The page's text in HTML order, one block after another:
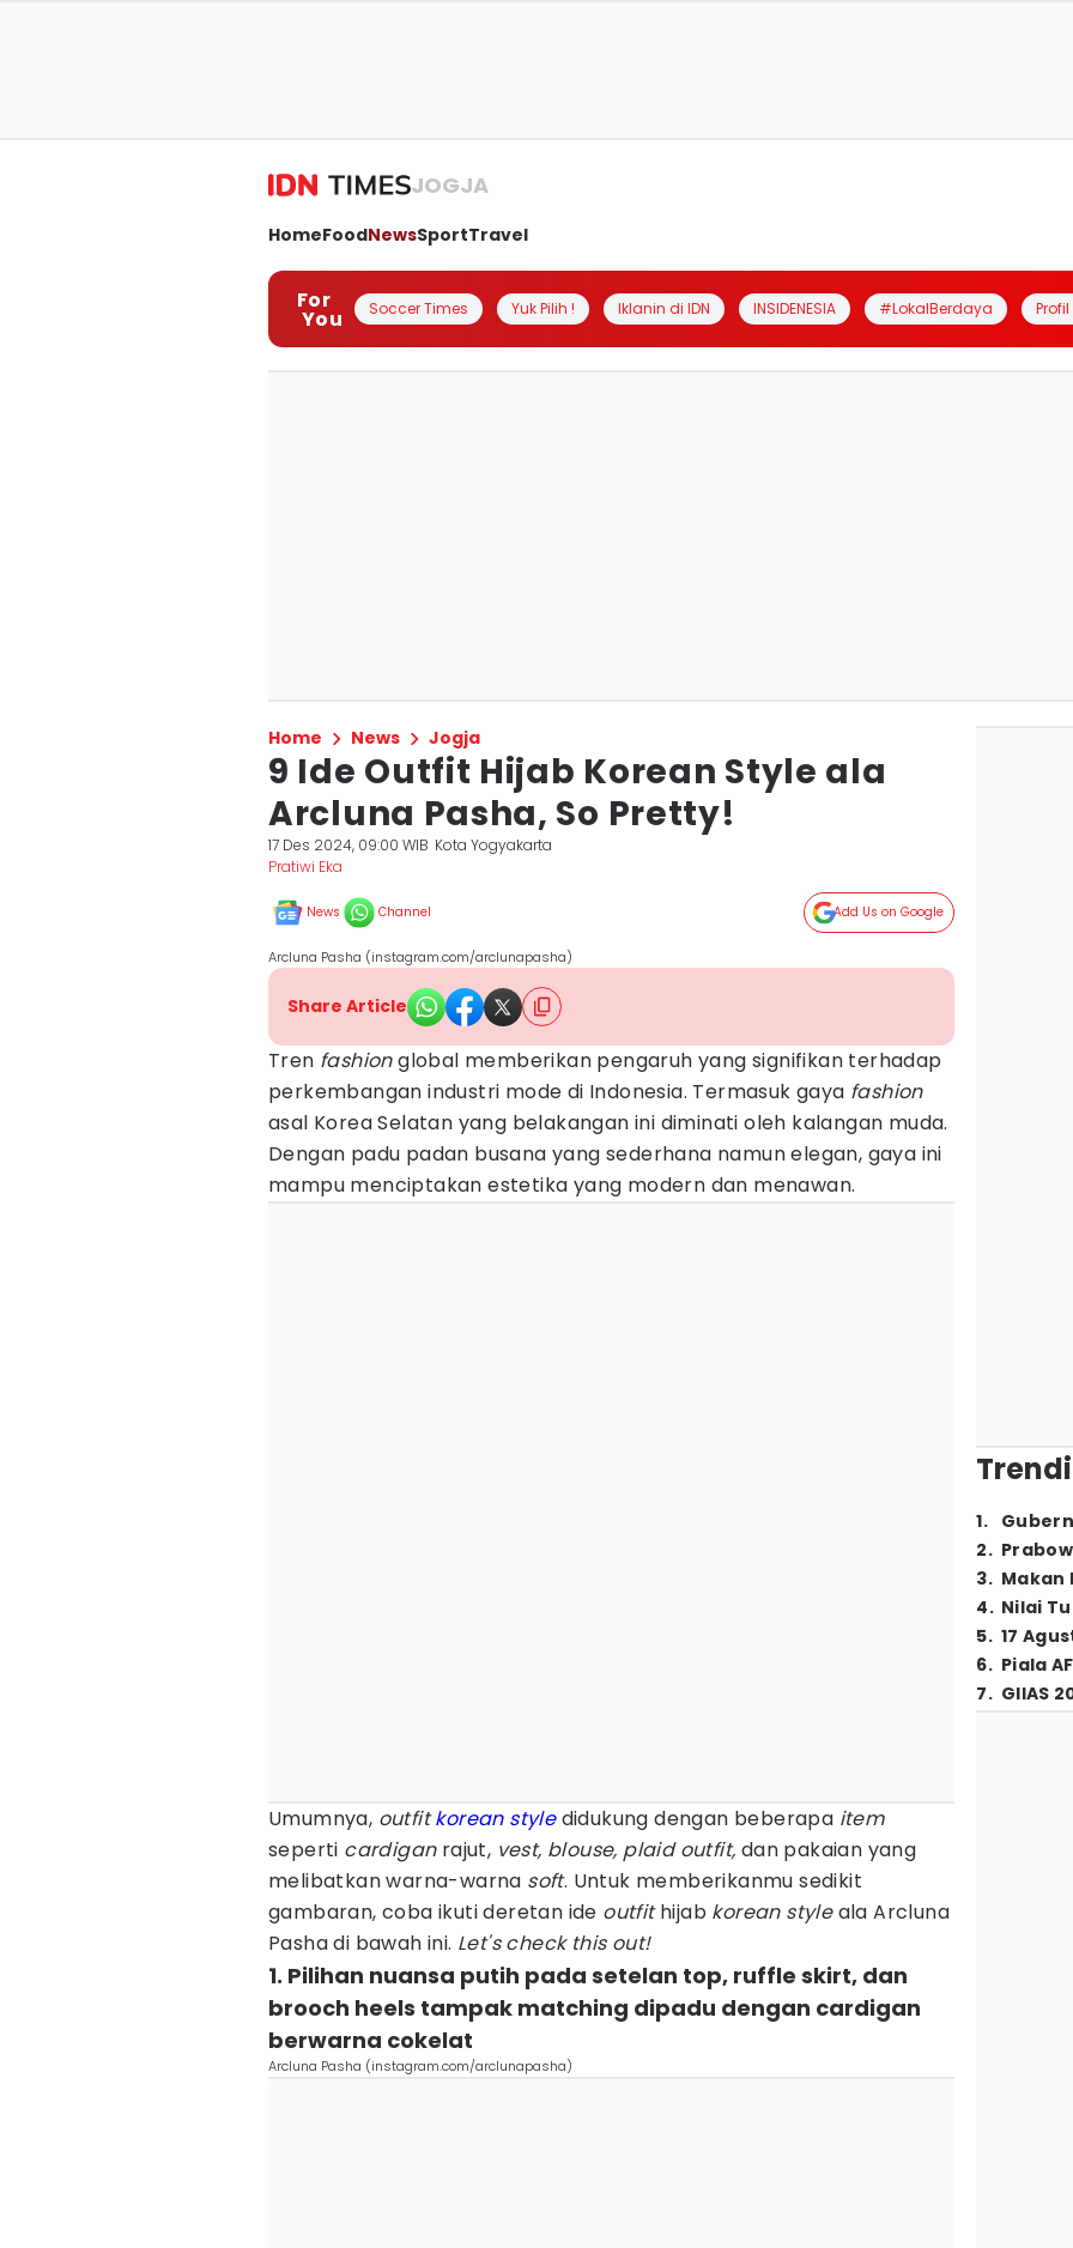
JOGJA
HomeFoodNewsSportTravel
For
You Soccer Times Yuk Pilih ! Iklanin di IDN INSIDENESIA #LokalBerdaya
Home News Jogja
9 Ide Outfit Hijab Korean Style ala
Arcluna Pasha, So Pretty!
17 Des 2024, 09:00 WIB Kota Yogyakarta
Pratiwi Eka
News Channel Add Us on Google
Arcluna Pasha (instagram.com/arclunapasha)
Share Article
Tren fashionglobal memberikan pengaruh yang signifikan terhadap
perkembangan industri mode di Indonesia. Termasuk gaya fashion
asal Korea Selatan yang belakangan ini diminati oleh kalangan muda.
Dengan padu padan busana yang sederhana namun elegan, gaya ini
mampu menciptakan estetika yang modern dan menawan.
Umumnya, outfitkorean styledidukung dengan beberapa item
seperti cardiganrajut, vest, blouse, plaid outfit, dan pakaian yang
melibatkan warna-warna soft. Untuk memberikanmu sedikit
gambaran, coba ikuti deretan ide outfithijab korean styleala Arcluna
Pasha di bawah ini. Let's check this out!
1. Pilihan nuansa putih pada setelan top, ruffle skirt, dan
brooch heels tampak matching dipadu dengan cardigan
berwarna cokelat
Arcluna Pasha (instagram.com/arclunapasha)
1.
2.
3. Makan
4. Nilai
5. 17
6. Piala
7. GIIAS